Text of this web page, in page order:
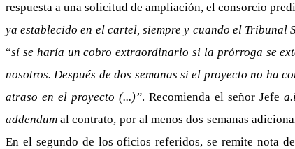
respuesta a una solicitud de ampliación, el consorcio
ya establecido en el cartel, siempre y cuando el Tribunal
“sí se haría un cobro extraordinario si la prórroga se
nosotros. Después de dos semanas si el proyecto no ha
atraso en el proyecto (...)”. Recomienda el señor Jefe
addendum al contrato, por al menos dos semanas
En el segundo de los oficios referidos, se remite nota